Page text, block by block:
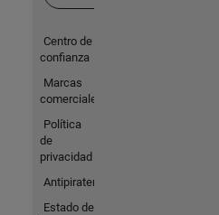
Centro de
confianza
Marcas
comerciales
Política
de
privacidad
Antipiratería
Estado de